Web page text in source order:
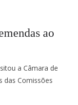
ao
a Câmara de
das Comissões